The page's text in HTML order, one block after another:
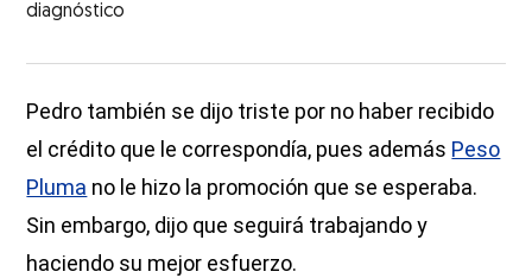
diagnóstico
Pedro también se dijo triste por no haber recibido
el crédito que le correspondía, pues además Peso
Pluma no le hizo la promoción que se esperaba.
Sin embargo, dijo que seguirá trabajando y
haciendo su mejor esfuerzo.